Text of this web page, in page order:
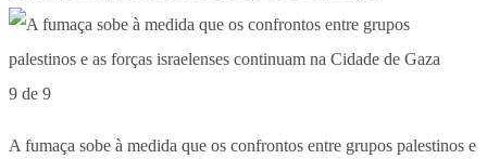
9 de 9
A fumaça sobe à medida que os confrontos entre grupos palestinos e